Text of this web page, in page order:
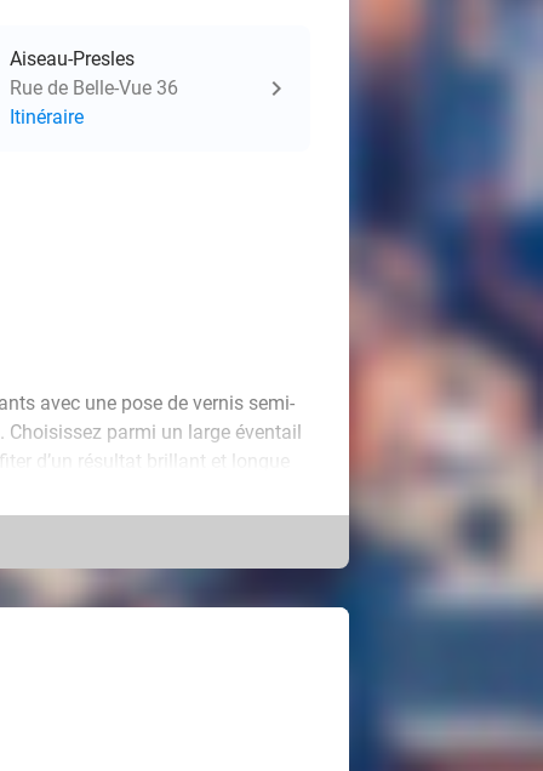
Aiseau-Presles
Rue de Belle-Vue 36
Itinéraire
avec une pose de vernis semi-
Choisissez parmi un large éventail
d’un résultat brillant et longue
nail artist passionnée, et accordez-
et cosy. Entre expertise et
en beauté soignée et un